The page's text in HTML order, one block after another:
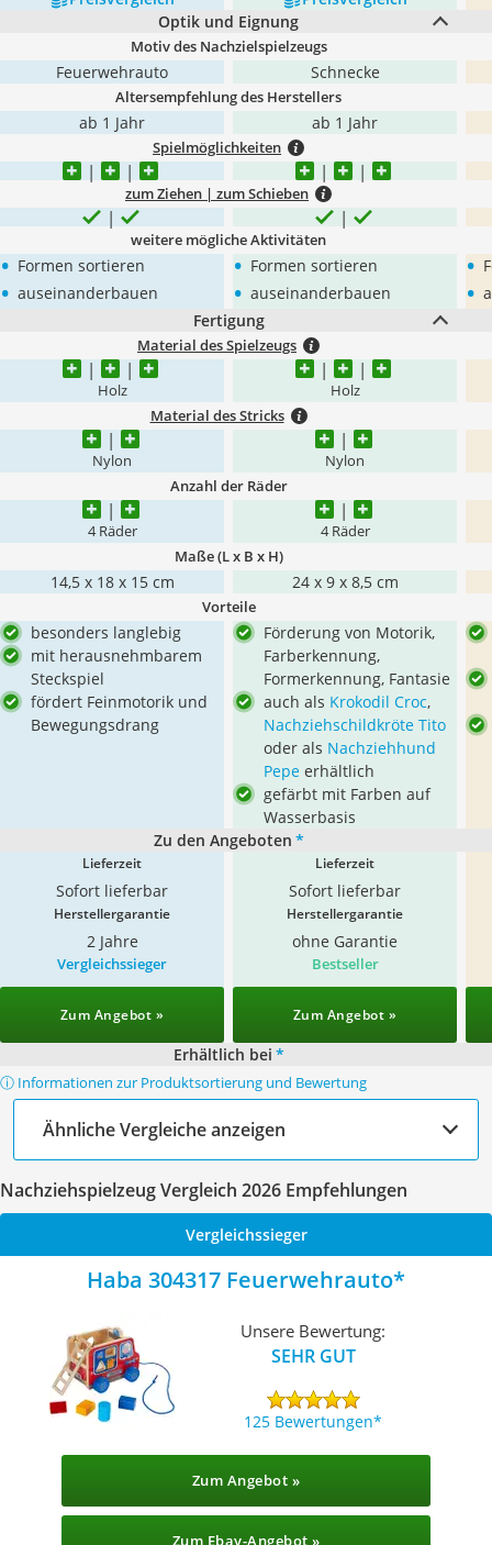
Optik und Eignung
Motiv des Nachzielspielzeugs
Feuerwehrauto Schnecke
Altersempfehlung des Herstellers
ab 1 Jahr ab 1 Jahr
Spielmöglichkeiten
zum Ziehen | zum Schieben
weitere mögliche Aktivitäten
• Formen sortieren
• auseinanderbauen
• Formen sortieren
• auseinanderbauen
•
•
Fertigung
Material des Spielzeugs
Holz Holz
Material des Stricks
Nylon Nylon
Anzahl der Räder
4 Räder 4 Räder
Maße (L x B x H)
‎14,5 x 18 x 15 cm 24 x 9 x 8,5 cm
Vorteile
besonders langlebig
mit herausnehmbarem
Steckspiel
fördert Feinmotorik und
Bewegungsdrang
Förderung von Motorik,
Farberkennung,
Formerkennung, Fantasie
auch als Krokodil Croc,
Nachziehschildkröte Tito
oder als Nachziehhund
Pepe erhältlich
gefärbt mit Farben auf
Wasserbasis
Zu den Angeboten *
Lieferzeit
Sofort lieferbar
Lieferzeit
Sofort lieferbar
Herstellergarantie
2 Jahre
Herstellergarantie
ohne Garantie
Vergleichssieger
Zum Angebot »
Bestseller
Zum Angebot »
Erhältlich bei *
ⓘ Informationen zur Produktsortierung und Bewertung
Ähnliche Vergleiche anzeigen
Nachziehspielzeug Vergleich 2026 Empfehlungen
Vergleichssieger
Haba 304317 Feuerwehrauto
Unsere Bewertung:
SEHR GUT
125 Bewertungen
Zum Angebot »
Zum Ebay-Angebot »